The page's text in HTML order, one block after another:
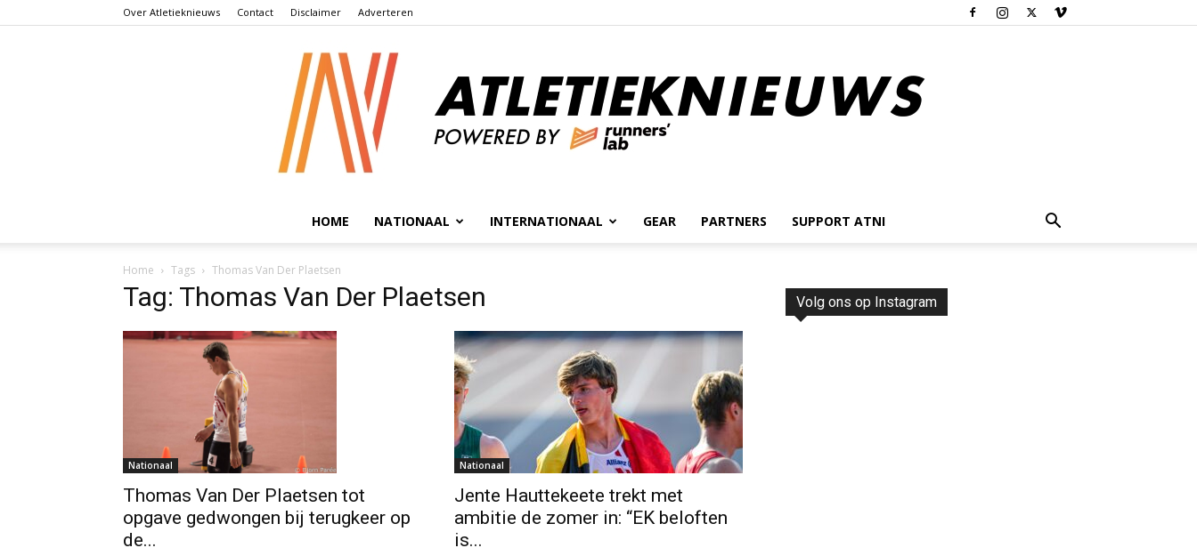
Over Atletieknieuws Contact Disclaimer Adverteren
HOME NATIONAAL INTERNATIONAAL GEAR PARTNERS SUPPORT ATNI
Home Tags Thomas Van Der Plaetsen
Tag: Thomas Van Der Plaetsen
Nationaal
Thomas Van Der Plaetsen tot
opgave gedwongen bij terugkeer op
de...
Nationaal
Jente Hauttekeete trekt met
ambitie de zomer in: “EK beloften
is...
Volg ons op Instagram